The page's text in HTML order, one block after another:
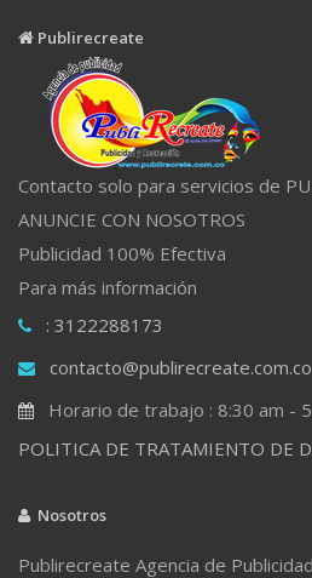
Publirecreate
Contacto solo para servicios de
ANUNCIE CON NOSOTROS
Publicidad 100% Efectiva
Para más información
: 3122288173
contacto@publirecreate.com.co
Horario de trabajo : 8:30 am -
POLITICA DE TRATAMIENTO DE
Nosotros
Publirecreate Agencia de